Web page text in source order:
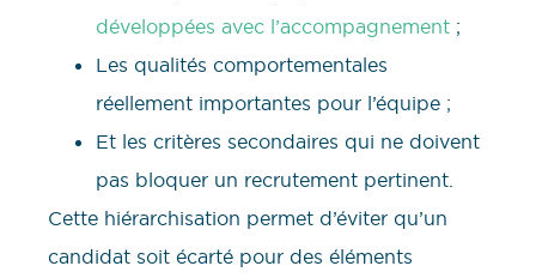
développées avec l’accompagnement ;
Les qualités comportementales
réellement importantes pour l’équipe ;
Et les critères secondaires qui ne doivent
pas bloquer un recrutement pertinent.
Cette hiérarchisation permet d’éviter qu’un
candidat soit écarté pour des éléments